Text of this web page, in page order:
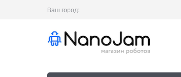
Ваш город: